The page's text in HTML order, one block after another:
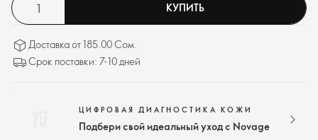
КУПИТЬ
Доставка от 185.00 Сом.
Срок поставки: 7-10 дней
ЦИФРОВАЯ ДИАГНОСТИКА КОЖИ
Подбери свой идеальный уход с Novage